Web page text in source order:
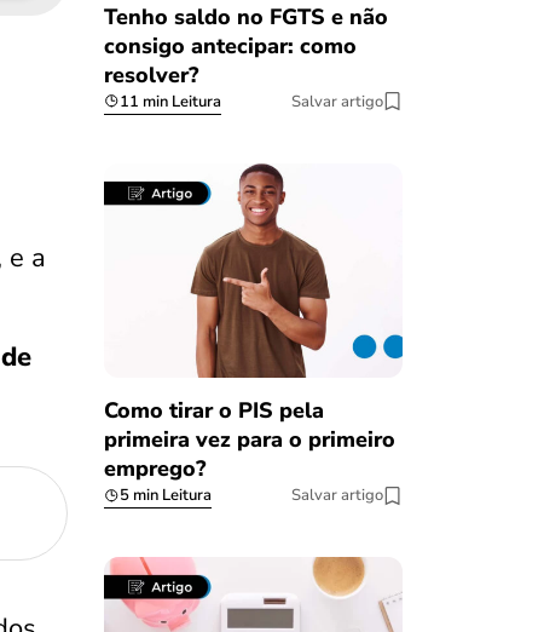
e a
Tenho saldo no FGTS e não
consigo antecipar: como
resolver?
11 min Leitura Salvar artigo
Como tirar o PIS pela
primeira vez para o primeiro
emprego?
5 min Leitura Salvar artigo